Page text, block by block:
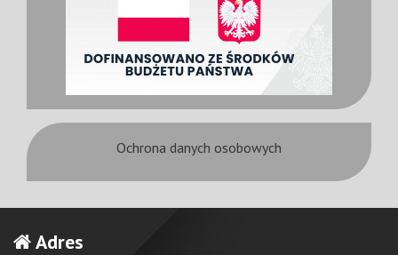
Ochrona danych osobowych
Adres